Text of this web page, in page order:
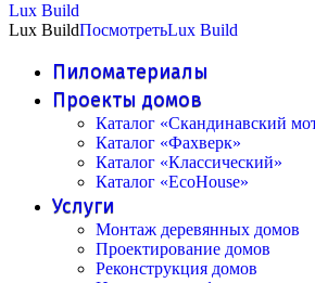
Lux Build
Lux BuildПосмотретьLux Build
Пиломатериалы
Проекты домов
Каталог «Скандинавский
Каталог «Фахверк»
Каталог «Классический»
Каталог «EcoHouse»
Услуги
Монтаж деревянных домов
Проектирование домов
Реконструкция домов